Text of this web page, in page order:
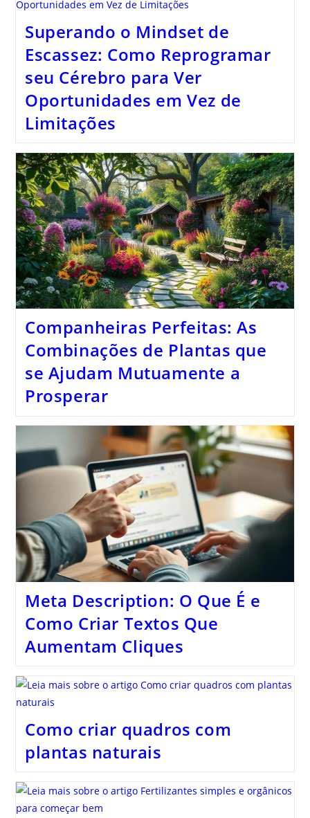
Superando o Mindset de
Escassez: Como Reprogramar
seu Cérebro para Ver
Oportunidades em Vez de
Limitações
Companheiras Perfeitas: As
Combinações de Plantas que
se Ajudam Mutuamente a
Prosperar
Meta Description: O Que É e
Como Criar Textos Que
Aumentam Cliques
Como criar quadros com
plantas naturais